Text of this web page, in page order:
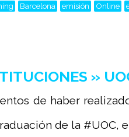
Barcelona emisión Online
»
de haber
de la #UOC,